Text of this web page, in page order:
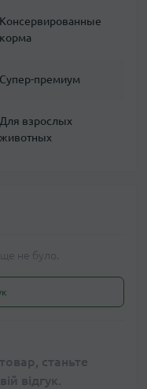
Консервированные
корма
Супер-премиум
Для взрослых
животных
ще не було.
станьте
відгук.